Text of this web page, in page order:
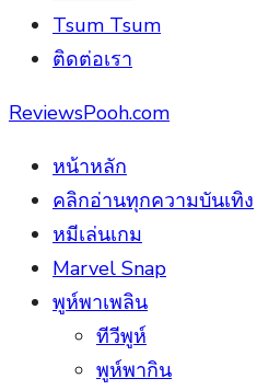
Tsum Tsum
ติดต่อเรา
ReviewsPooh.com
หน้าหลัก
คลิกอ่านทุกความบันเทิง
หมีเล่นเกม
Marvel Snap
พูห์พาเพลิน
ทีวีพูห์
พูห์พากิน